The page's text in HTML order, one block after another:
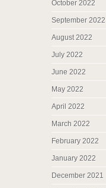
October 2022
September 2022
August 2022
July 2022
June 2022
May 2022
April 2022
March 2022
February 2022
January 2022
December 2021